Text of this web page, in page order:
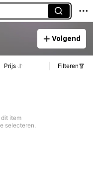
Volgend
Prijs Filteren
item
selecteren.